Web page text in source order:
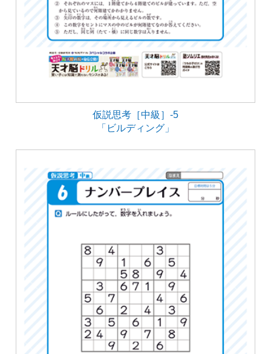
仮説思考［中級］-5
「ビルディング」